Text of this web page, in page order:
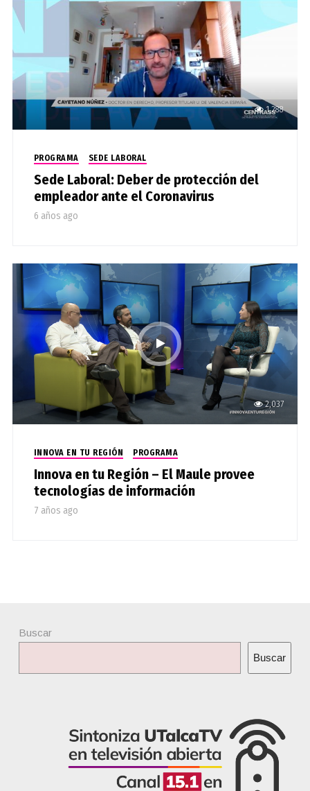
1,288
PROGRAMA SEDE LABORAL
Sede Laboral: Deber de protección del
empleador ante el Coronavirus
6 años ago
2,037
INNOVA EN TU REGIÓN PROGRAMA
Innova en tu Región – El Maule provee
tecnologías de información
7 años ago
Buscar
Buscar